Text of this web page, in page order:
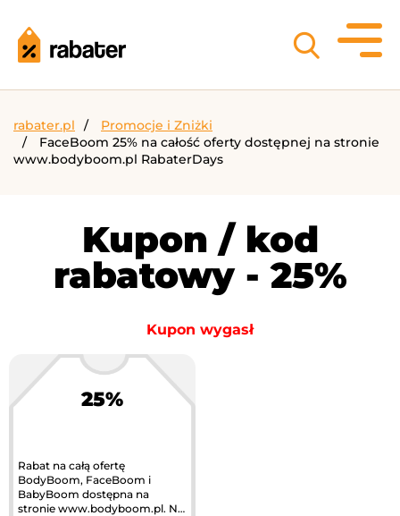
rabater.pl
Promocje i Zniżki
FaceBoom 25% na całość oferty dostępnej na stronie
www.bodyboom.pl RabaterDays
Kupon / kod
rabatowy - 25%
Kupon wygasł
25%
Rabat na całą ofertę
BodyBoom, FaceBoom i
BabyBoom dostępna na
stronie www.bodyboom.pl. Nie
rabatowa w Polsce